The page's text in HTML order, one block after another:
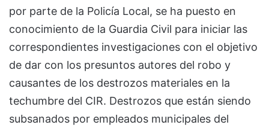
por parte de la Policía Local, se ha puesto en
conocimiento de la Guardia Civil para iniciar las
correspondientes investigaciones con el objetivo
de dar con los presuntos autores del robo y
causantes de los destrozos materiales en la
techumbre del CIR. Destrozos que están siendo
subsanados por empleados municipales del